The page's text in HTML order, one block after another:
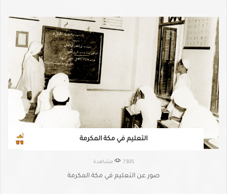
التعليم في مكة المكرمة
7305 مشاهدة
صور عن التعليم في مكة المكرمة